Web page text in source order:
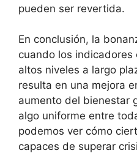
pueden ser revertida.
En conclusión, la
cuando los indicadores
altos niveles a largo
resulta en una mejora
aumento del bienestar
algo uniforme entre
podemos ver cómo
capaces de superar